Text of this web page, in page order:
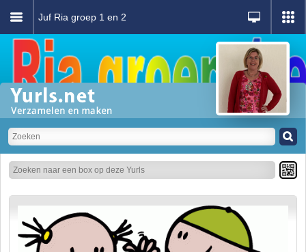
Juf Ria groep 1 en 2